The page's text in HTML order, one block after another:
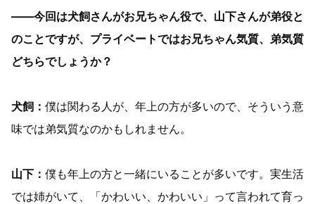
――今回は犬飼さんがお兄ちゃん役で、山下さんが弟役と
のことですが、プライベートではお兄ちゃん気質、弟気質
どちらでしょうか？
犬飼： 僕は関わる人が、年上の方が多いので、そういう意
味では弟気質なのかもしれません。
山下： 僕も年上の方と一緒にいることが多いです。実生活
では姉がいて、「かわいい、かわいい」って言われて育っ